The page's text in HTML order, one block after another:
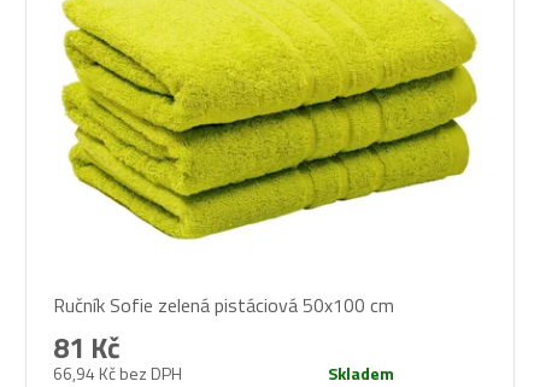
Ručník Sofie zelená pistáciová 50x100 cm
66,94 Kč bez DPH
81 Kč
Skladem